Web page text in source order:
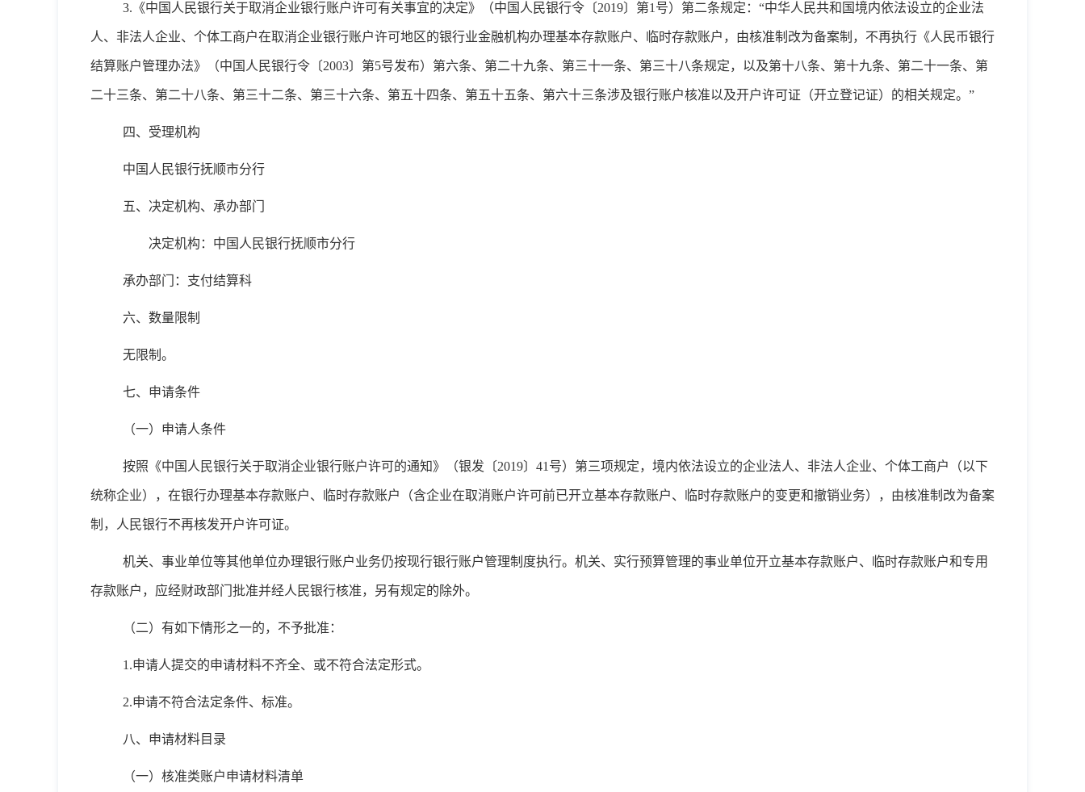
3.《中国人民银行关于取消企业银行账户许可有关事宜的决定》（中国人民银行令〔2019〕第1号）第二条规定：“中华人民共和国境内依法设立的企业法
人、非法人企业、个体工商户在取消企业银行账户许可地区的银行业金融机构办理基本存款账户、临时存款账户，由核准制改为备案制，不再执行《人民币银行
结算账户管理办法》（中国人民银行令〔2003〕第5号发布）第六条、第二十九条、第三十一条、第三十八条规定，以及第十八条、第十九条、第二十一条、第
二十三条、第二十八条、第三十二条、第三十六条、第五十四条、第五十五条、第六十三条涉及银行账户核准以及开户许可证（开立登记证）的相关规定。”
四、受理机构
中国人民银行抚顺市分行
五、 决定机构、承办部门
决定机构：中国人民银行抚顺市分行
承办部门：支付结算科
六、数量限制
无限制。
七、申请条件
（一）申请人条件
按照《中国人民银行关于取消企业银行账户许可的通知》（银发〔2019〕41号）第三项规定，境内依法设立的企业法人、非法人企业、个体工商户（以下
统称企业），在银行办理基本存款账户、临时存款账户（含企业在取消账户许可前已开立基本存款账户、临时存款账户的变更和撤销业务），由核准制改为备案
制，人民银行不再核发开户许可证。
机关、事业单位等其他单位办理银行账户业务仍按现行银行账户管理制度执行。机关、实行预算管理的事业单位开立基本存款账户、临时存款账户和专用
存款账户，应经财政部门批准并经人民银行核准，另有规定的除外。
（二）有如下情形之一的，不予批准：
1.申请人提交的申请材料不齐全、或不符合法定形式。
2.申请不符合法定条件、标准。
八、申请材料目录
（一）核准类账户申请材料清单